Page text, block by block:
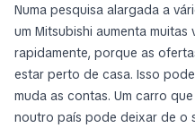
Numa pesquisa alargada a
um Mitsubishi aumenta
rapidamente, porque as
estar perto de casa. Isso
muda as contas. Um carro
noutro país pode deixar de o